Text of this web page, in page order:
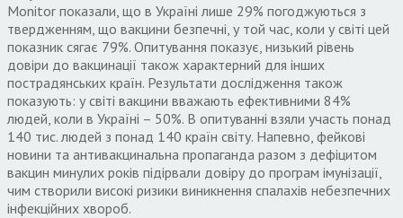
Monitor показали, що в Україні лише 29% погоджуються з
твердженням, що вакцини безпечні, у той час, коли у світі цей
показник сягає 79%. Опитування показує, низький рівень
довіри до вакцинації також характерний для інших
пострадянських країн. Результати дослідження також
показують: у світі вакцини вважають ефективними 84%
людей, коли в Україні – 50%. В опитуванні взяли участь понад
140 тис. людей з понад 140 країн світу. Напевно, фейкові
новини та антивакцинальна пропаганда разом з дефіцитом
вакцин минулих років підірвали довіру до програм імунізації,
чим створили високі ризики виникнення спалахів небезпечних
інфекційних хвороб.